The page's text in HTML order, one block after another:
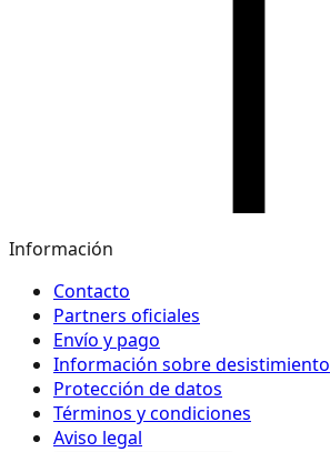
Información
Contacto
Partners oficiales
Envío y pago
Información sobre desistimiento
Protección de datos
Términos y condiciones
Aviso legal